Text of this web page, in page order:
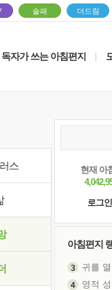
솔패 더드림
독자가 쓰는 아침편지
스
현재 아
로그인
아침편지
영적